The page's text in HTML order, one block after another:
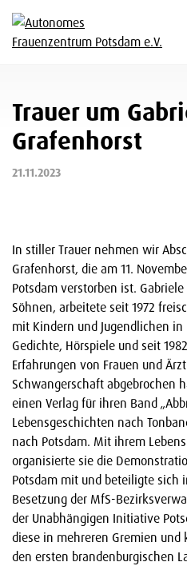
Trauer um
Grafenhorst
21.11.2023
In stiller Trauer nehmen wir
Grafenhorst, die am 11.
Potsdam verstorben ist.
Söhnen, arbeitete seit 1972
mit Kindern und Jugendlichen
Gedichte, Hörspiele und seit
Erfahrungen von Frauen und
Schwangerschaft abgebrochen
einen Verlag für ihren Band
Lebensgeschichten nach
nach Potsdam. Mit ihrem
organisierte sie die
Potsdam mit und beteiligte sich
Besetzung der MfS-
der Unabhängigen Initiative
diese in mehreren Gremien und
den ersten brandenburgischen